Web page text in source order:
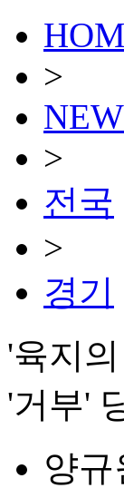
>
>
전국
>
경기
'육지
'거부'
양규